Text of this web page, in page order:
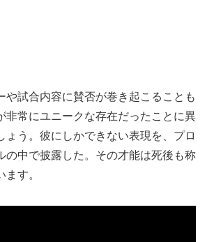
や試合内容に賛否が巻き起こることも
非常にユニークな存在だったことに異
ょう。彼にしかできない表現を、プロ
の中で披露した。その才能は死後も称
す。